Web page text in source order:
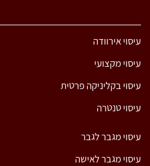
עיסוי אירוודה
עיסוי מקצועי
עיסוי בקליניקה פרטית
עיסוי טנטרה
עיסוי מגבר לגבר
עיסוי מגבר לאישה